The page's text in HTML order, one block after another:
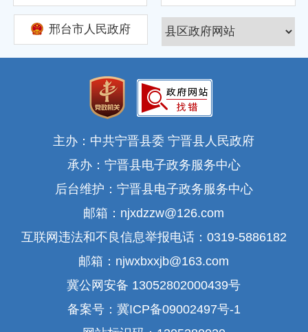
邢台市人民政府
主办：中共宁晋县委 宁晋县人民政府
承办：宁晋县电子政务服务中心
后台维护：宁晋县电子政务服务中心
邮箱：njxdzzw@126.com
互联网违法和不良信息举报电话：0319-5886182
邮箱：njwxbxxjb@163.com
冀公网安备 13052802000439号
备案号：冀ICP备09002497号-1